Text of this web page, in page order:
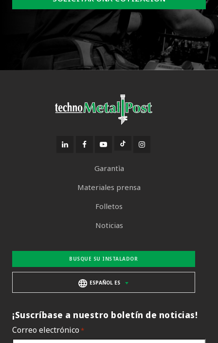
Garantìa
Materiales prensa
Folletos
Noticias
BUSQUE SU INSTALADOR
ESPAÑOL ES
¡Suscríbase a nuestro boletín de noticias!
Correo electrónico *